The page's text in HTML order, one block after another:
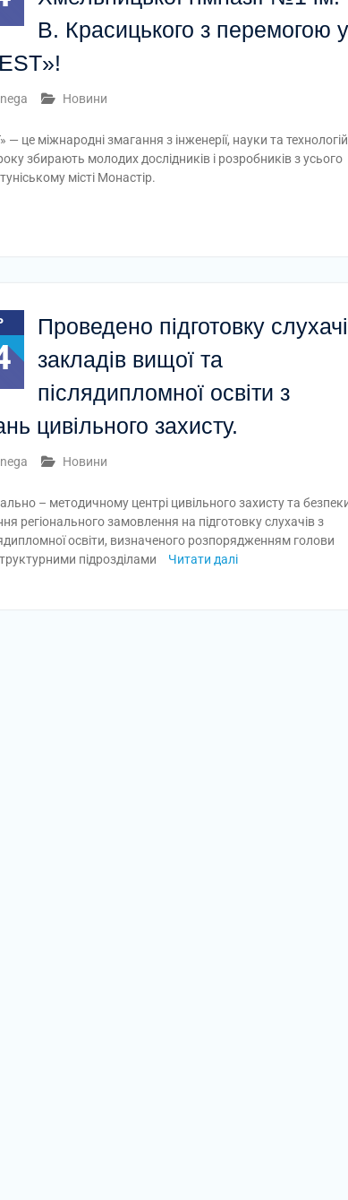
В. Красицького з перемогою у
Новини
— це міжнародні змагання з інженерії, науки та
збирають молодих дослідників і розробників з усього
місті Монастір.
Проведено підготовку
закладів вищої та
післядипломної освіти з
цивільного захисту.
Новини
– методичному центрі цивільного захисту та
регіонального замовлення на підготовку слухачів з
освіти, визначеного розпорядженням голови
підрозділами
Читати далі